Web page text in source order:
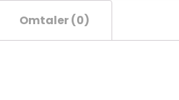
Omtaler (0)